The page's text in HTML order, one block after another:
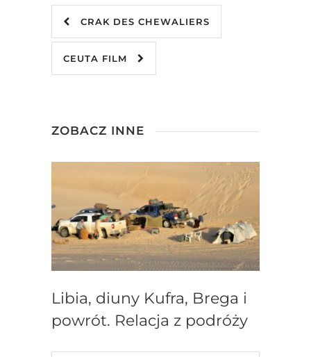
CRAK DES CHEWALIERS
CEUTA FILM
ZOBACZ INNE
Libia, diuny Kufra, Brega i
powrót. Relacja z podróży